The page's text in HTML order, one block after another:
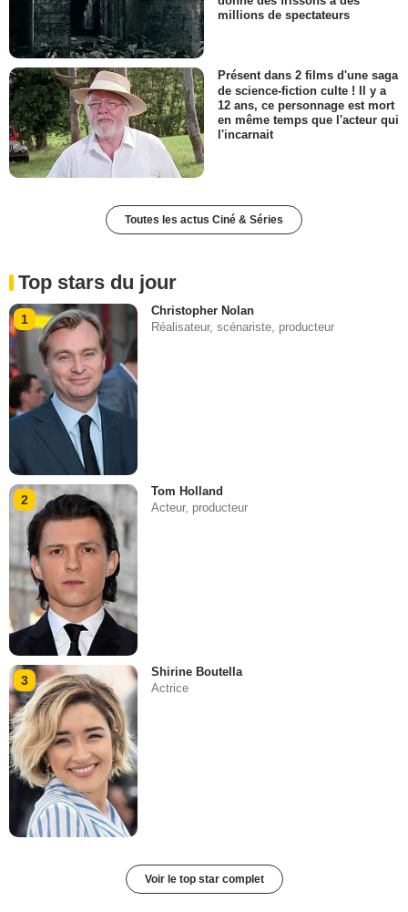
millions de spectateurs
Présent dans 2 films d'une saga
de science-fiction culte ! Il y a
12 ans, ce personnage est mort
en même temps que l'acteur qui
l'incarnait
Toutes les actus Ciné & Séries
Top stars du jour
1
Christopher Nolan
Réalisateur, scénariste, producteur
2
Tom Holland
Acteur, producteur
3
Shirine Boutella
Actrice
Voir le top star complet